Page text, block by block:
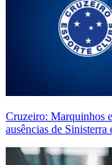
Cruzeiro: Marquinhos
ausências de Sinisterra